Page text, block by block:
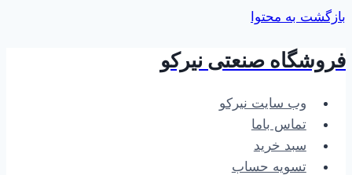
بازگشت به محتوا
فروشگاه صنعتی نیرکو
وب سایت نیرکو
تماس باما
سبد خرید
تسویه حساب